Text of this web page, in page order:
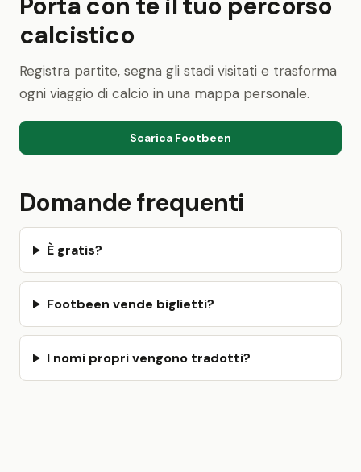
calcistico
Registra partite, segna gli stadi visitati e trasforma
ogni viaggio di calcio in una mappa personale.
Scarica Footbeen
Domande frequenti
È gratis?
Footbeen vende biglietti?
I nomi propri vengono tradotti?